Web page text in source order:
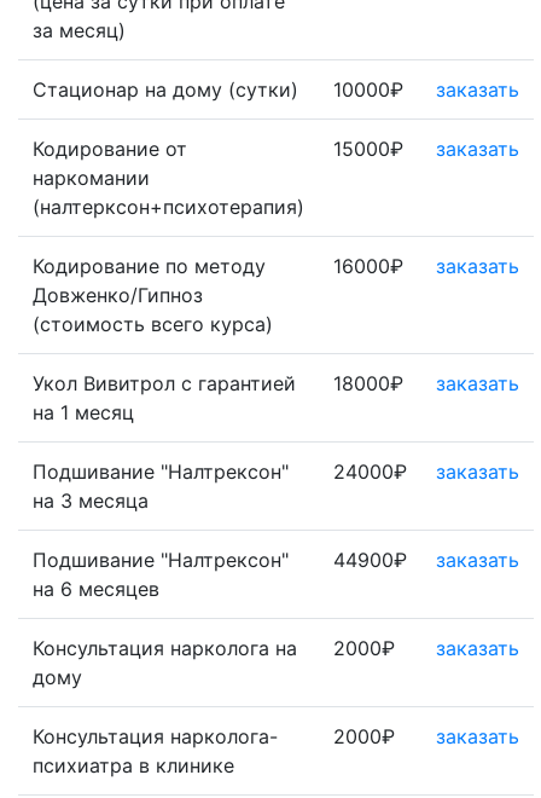
за месяц)
Стационар на дому (сутки) 10000₽ заказать
Кодирование от
наркомании
(налтерксон+психотерапия)
15000₽ заказать
Кодирование по методу
Довженко/Гипноз
(стоимость всего курса)
16000₽ заказать
Укол Вивитрол с гарантией
на 1 месяц
18000₽ заказать
Подшивание "Налтрексон"
на 3 месяца
24000₽ заказать
Подшивание "Налтрексон"
на 6 месяцев
44900₽ заказать
Консультация нарколога на
дому
2000₽ заказать
Консультация нарколога-
психиатра в клинике
2000₽ заказать